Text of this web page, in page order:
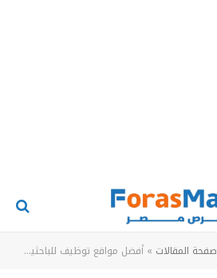
صفحة المقالات » أفضل مواقع توظيف للباحثين عن عمل في مصر